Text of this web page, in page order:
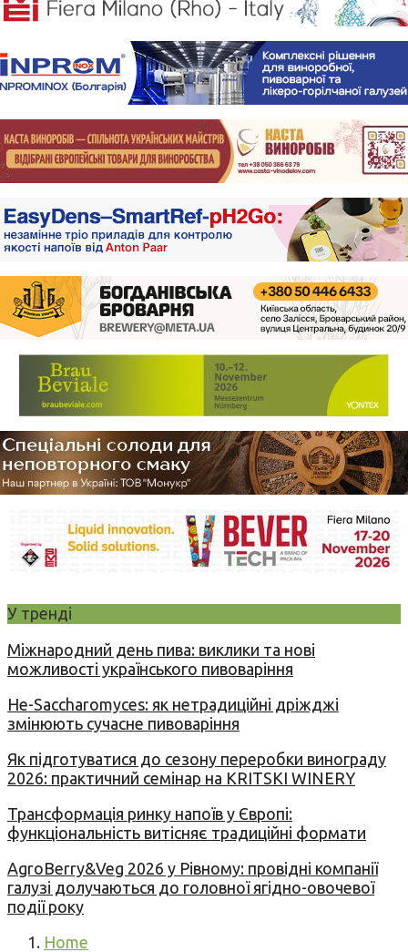
У тренді
Міжнародний день пива: виклики та нові
можливості українського пивоваріння
Не-Saccharomyces: як нетрадиційні дріжджі
змінюють сучасне пивоваріння
Як підготуватися до сезону переробки винограду
2026: практичний семінар на KRITSKI WINERY
Трансформація ринку напоїв у Європі:
функціональність витісняє традиційні формати
AgroBerry&Veg 2026 у Рівному: провідні компанії
галузі долучаються до головної ягідно-овочевої
події року
Home